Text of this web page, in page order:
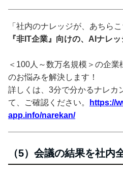
「社内のナレッジが、あちら
『非IT企業』向けの、AIナレ
＜100人～数万名規模＞の企
のお悩みを解決します！
詳しくは、3分で分かるナレカ
て、ご確認ください。
https://
app.info/narekan/
（5）会議の結果を社内